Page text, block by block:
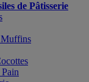
de Pâtisserie